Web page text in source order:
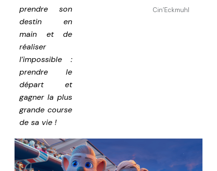
prendre son
destin en
main et de
réaliser
l’impossible :
prendre le
départ et
gagner la plus
grande course
de sa vie !
Cin’Eckmuhl